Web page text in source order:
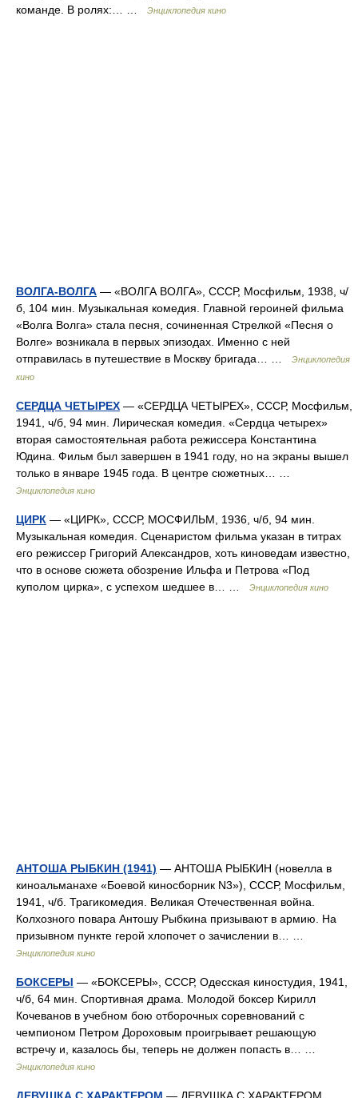
команде. В ролях:… …
Энциклопедия кино
ВОЛГА-ВОЛГА — «ВОЛГА ВОЛГА», СССР, Мосфильм, 1938, ч/
б, 104 мин. Музыкальная комедия. Главной героиней фильма
«Волга Волга» стала песня, сочиненная Стрелкой «Песня о
Волге» возникала в первых эпизодах. Именно с ней
отправилась в путешествие в Москву бригада… …
Энциклопедия
кино
СЕРДЦА ЧЕТЫРЕХ — «СЕРДЦА ЧЕТЫРЕХ», СССР, Мосфильм,
1941, ч/б, 94 мин. Лирическая комедия. «Сердца четырех»
вторая самостоятельная работа режиссера Константина
Юдина. Фильм был завершен в 1941 году, но на экраны вышел
только в январе 1945 года. В центре сюжетных… …
Энциклопедия кино
ЦИРК — «ЦИРК», СССР, МОСФИЛЬМ, 1936, ч/б, 94 мин.
Музыкальная комедия. Сценаристом фильма указан в титрах
его режиссер Григорий Александров, хоть киноведам известно,
что в основе сюжета обозрение Ильфа и Петрова «Под
куполом цирка», с успехом шедшее в… …
Энциклопедия кино
АНТОША РЫБКИН (1941) — АНТОША РЫБКИН (новелла в
киноальманахе «Боевой киносборник N3»), СССР, Мосфильм,
1941, ч/б. Трагикомедия. Великая Отечественная война.
Колхозного повара Антошу Рыбкина призывают в армию. На
призывном пункте герой хлопочет о зачислении в… …
Энциклопедия кино
БОКСЕРЫ — «БОКСЕРЫ», СССР, Одесская киностудия, 1941,
ч/б, 64 мин. Спортивная драма. Молодой боксер Кирилл
Кочеванов в учебном бою отборочных соревнований с
чемпионом Петром Дороховым проигрывает решающую
встречу и, казалось бы, теперь не должен попасть в… …
Энциклопедия кино